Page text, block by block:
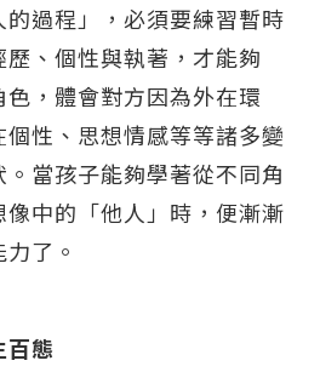
過程」，必須要練習暫時
、個性與執著，才能夠
色，體會對方因為外在環
性、思想情感等等諸多變
當孩子能夠學著從不同角
中的「他人」時，便漸漸
了。
百態